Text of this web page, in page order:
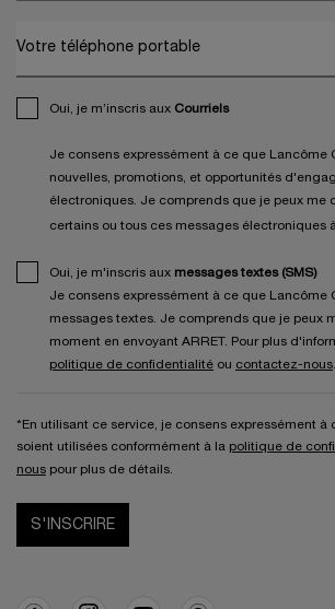
Votre téléphone portable
Oui, je m’inscris aux Courriels
Je consens expressément à ce que Lancôme
nouvelles, promotions, et opportunités
électroniques. Je comprends que je peux me
certains ou tous ces messages électroniques
Oui, je m'inscris aux messages textes (SMS)
Je consens expressément à ce que Lancôme
messages textes. Je comprends que je peux
moment en envoyant ARRET. Pour plus
politique de confidentialité ou contactez-nous
*En utilisant ce service, je consens expressément à
soient utilisées conformément à la politique de
nous pour plus de détails.
S'INSCRIRE